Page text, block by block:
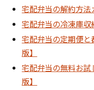
宅配弁当の解約方法
宅配弁当の冷凍庫収
宅配弁当の定期便
版】
宅配弁当の無料お
版】